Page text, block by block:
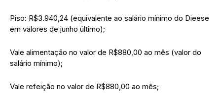
Piso: R$3.940,24 (equivalente ao salário mínimo do Dieese
em valores de junho último);
Vale alimentação no valor de R$880,00 ao mês (valor do
salário mínimo);
Vale refeição no valor de R$880,00 ao mês;